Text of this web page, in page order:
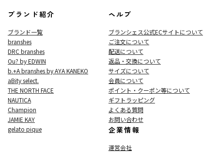
ブランド紹介
ブランド一覧
branshes
DRC branshes
Ou? by EDWIN
b.+A branshes by AYA KANEKO
aBity select.
THE NORTH FACE
NAUTICA
Champion
JAMIE KAY
gelato pique
ヘルプ
ブランシェス公式ECサイトについて
ご注文について
配送について
返品・交換について
サイズについて
会員について
ポイント・クーポン等について
ギフトラッピング
よくある質問
お問い合わせ
企業情報
運営会社